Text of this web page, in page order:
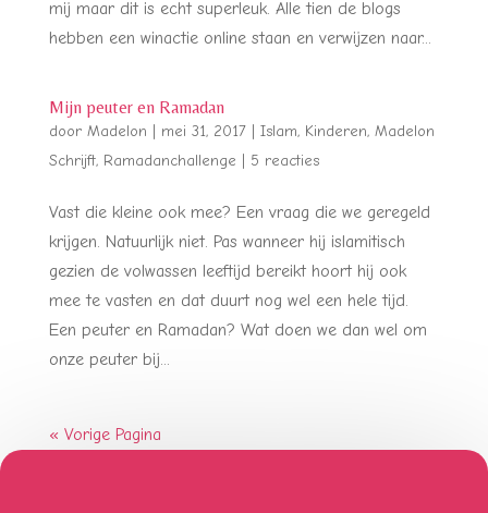
mij maar dit is echt superleuk. Alle tien de blogs
hebben een winactie online staan en verwijzen naar...
Mijn peuter en Ramadan
door Madelon mei 31, 2017| Islam, Kinderen, Madelon
Schrijft, Ramadanchallenge 5 reacties
Vast die kleine ook mee? Een vraag die we geregeld
krijgen. Natuurlijk niet. Pas wanneer hij islamitisch
gezien de volwassen leeftijd bereikt hoort hij ook
mee te vasten en dat duurt nog wel een hele tijd.
Een peuter en Ramadan? Wat doen we dan wel om
onze peuter bij...
« Vorige Pagina